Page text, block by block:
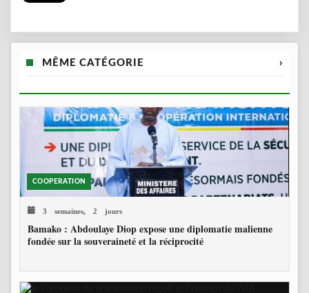
MÊME CATÉGORIE ›
COOPERATION
3 semaines, 2 jours
Bamako : Abdoulaye Diop expose une diplomatie malienne
fondée sur la souveraineté et la réciprocité